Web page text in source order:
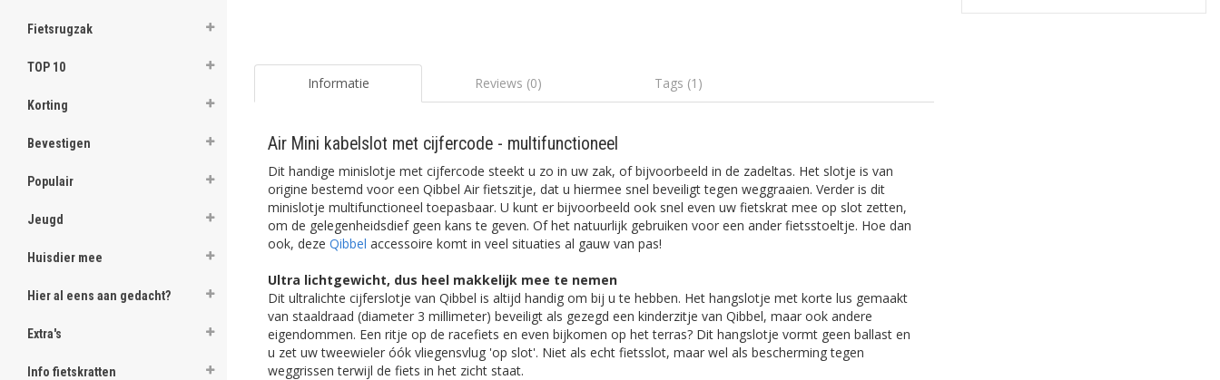
Fietsrugzak
TOP 10
Korting
Bevestigen
Populair
Jeugd
Huisdier mee
Hier al eens aan gedacht?
Extra's
Info fietskratten
Informatie Reviews (0) Tags (1)
Air Mini kabelslot met cijfercode - multifunctioneel
Dit handige minislotje met cijfercode steekt u zo in uw zak, of bijvoorbeeld in de zadeltas. Het slotje is van
origine bestemd voor een Qibbel Air fietszitje, dat u hiermee snel beveiligt tegen weggraaien. Verder is dit
minislotje multifunctioneel toepasbaar. U kunt er bijvoorbeeld ook snel even uw fietskrat mee op slot zetten,
om de gelegenheidsdief geen kans te geven. Of het natuurlijk gebruiken voor een ander fietsstoeltje. Hoe dan
ook, deze Qibbel accessoire komt in veel situaties al gauw van pas!
Ultra lichtgewicht, dus heel makkelijk mee te nemen
Dit ultralichte cijferslotje van Qibbel is altijd handig om bij u te hebben. Het hangslotje met korte lus gemaakt
van staaldraad (diameter 3 millimeter) beveiligt als gezegd een kinderzitje van Qibbel, maar ook andere
eigendommen. Een ritje op de racefiets en even bijkomen op het terras? Dit hangslotje vormt geen ballast en
u zet uw tweewieler óók vliegensvlug 'op slot'. Niet als echt fietsslot, maar wel als bescherming tegen
weggrissen terwijl de fiets in het zicht staat.